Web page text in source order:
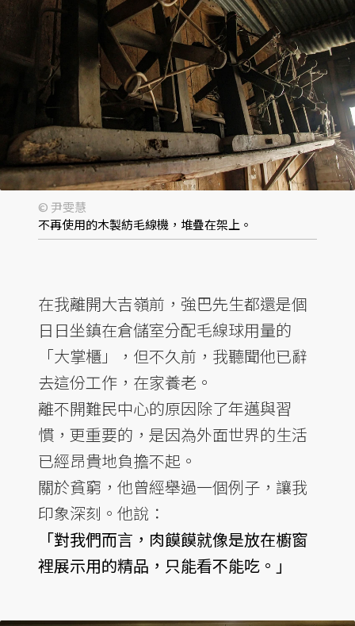
© 尹雯慧
不再使用的木製紡毛線機，堆疊在架上。
在我離開大吉嶺前，強巴先生都還是個
日日坐鎮在倉儲室分配毛線球用量的
「大掌櫃」，但不久前，我聽聞他已辭
去這份工作，在家養老。
離不開難民中心的原因除了年邁與習
慣，更重要的，是因為外面世界的生活
已經昂貴地負擔不起。
關於貧窮，他曾經舉過一個例子，讓我
印象深刻。他說：
「對我們而言，肉饃饃就像是放在櫥窗
裡展示用的精品，只能看不能吃。」